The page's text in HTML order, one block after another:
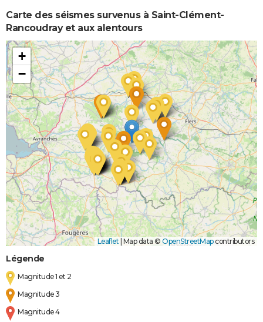
Carte des séismes survenus à Saint-Clément-
Rancoudray et aux alentours
+
−
Leaflet | Map data © OpenStreetMapcontributors
Légende
Magnitude 1 et 2
Magnitude 3
Magnitude 4